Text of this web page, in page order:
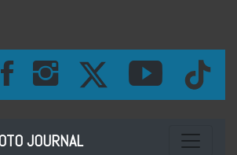
JOURNAL Toggle